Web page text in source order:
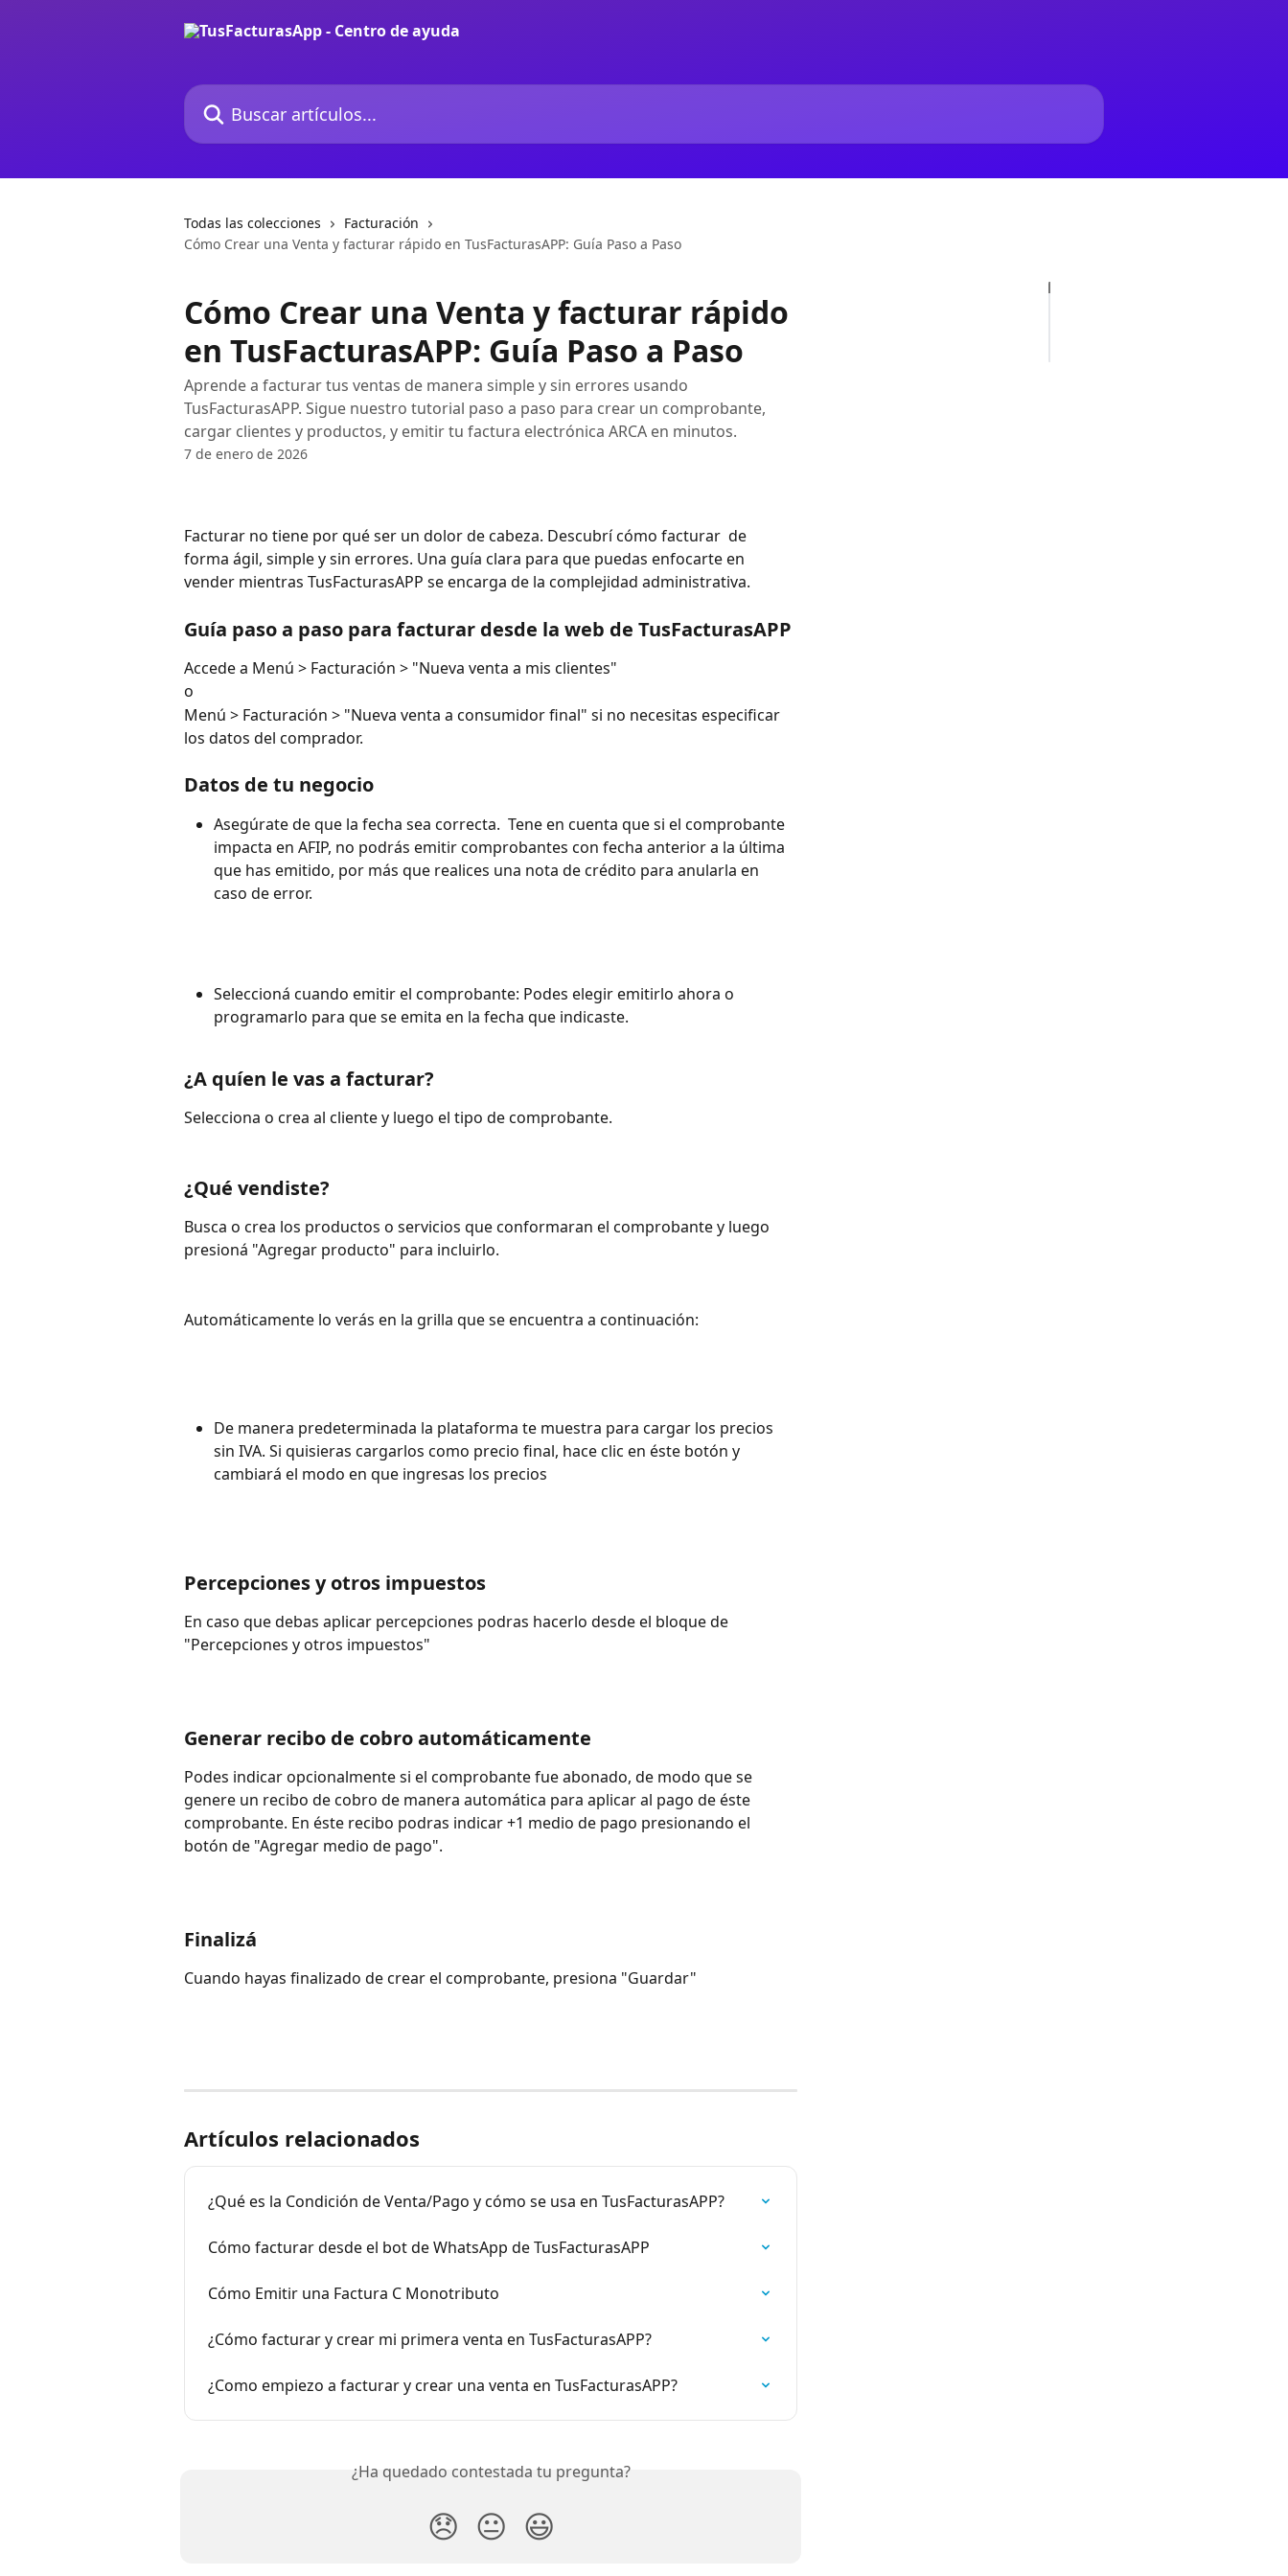
Buscar artículos...
Todas las colecciones
Facturación
Cómo Crear una Venta y facturar rápido en TusFacturasAPP: Guía Paso a Paso
Cómo Crear una Venta y facturar rápido
en TusFacturasAPP: Guía Paso a Paso
Aprende a facturar tus ventas de manera simple y sin errores usando
TusFacturasAPP. Sigue nuestro tutorial paso a paso para crear un comprobante,
cargar clientes y productos, y emitir tu factura electrónica ARCA en minutos.
7 de enero de 2026
Facturar no tiene por qué ser un dolor de cabeza. Descubrí cómo facturar  de
forma ágil, simple y sin errores. Una guía clara para que puedas enfocarte en
vender mientras TusFacturasAPP se encarga de la complejidad administrativa.
Guía paso a paso para facturar desde la web de TusFacturasAPP
Accede a Menú > Facturación > "Nueva venta a mis clientes"
o
Menú > Facturación > "Nueva venta a consumidor final" si no necesitas especificar
los datos del comprador.
Datos de tu negocio
Asegúrate de que la fecha sea correcta.  Tene en cuenta que si el comprobante
impacta en AFIP, no podrás emitir comprobantes con fecha anterior a la última
que has emitido, por más que realices una nota de crédito para anularla en
caso de error.
Seleccioná cuando emitir el comprobante: Podes elegir emitirlo ahora o
programarlo para que se emita en la fecha que indicaste.
¿A quíen le vas a facturar?
Selecciona o crea al cliente y luego el tipo de comprobante.
¿Qué vendiste?
Busca o crea los productos o servicios que conformaran el comprobante y luego
presioná "Agregar producto" para incluirlo.
Automáticamente lo verás en la grilla que se encuentra a continuación:
De manera predeterminada la plataforma te muestra para cargar los precios
sin IVA. Si quisieras cargarlos como precio final, hace clic en éste botón y
cambiará el modo en que ingresas los precios
Percepciones y otros impuestos
En caso que debas aplicar percepciones podras hacerlo desde el bloque de
"Percepciones y otros impuestos"
Generar recibo de cobro automáticamente
Podes indicar opcionalmente si el comprobante fue abonado, de modo que se
genere un recibo de cobro de manera automática para aplicar al pago de éste
comprobante. En éste recibo podras indicar +1 medio de pago presionando el
botón de "Agregar medio de pago".
Finalizá
Cuando hayas finalizado de crear el comprobante, presiona "Guardar"
Artículos relacionados
¿Qué es la Condición de Venta/Pago y cómo se usa en TusFacturasAPP?
Cómo facturar desde el bot de WhatsApp de TusFacturasAPP
Cómo Emitir una Factura C Monotributo
¿Cómo facturar y crear mi primera venta en TusFacturasAPP?
¿Como empiezo a facturar y crear una venta en TusFacturasAPP?
¿Ha quedado contestada tu pregunta?
😞 😐 😃